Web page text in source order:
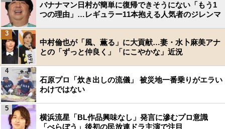
バナナマン日村が簡単に復帰できそうにない「もう1
つの理由」…レギュラー11本抱える人気者のジレンマ
中村倫也が「風、薫る」に大貢献…妻・水卜麻美アナ
との「ずっと仲良く」「にこやかな」近況
3
石原プロ「炊き出しの流儀」 被災地一番乗りがエラい
わけではない
4
横浜流星「BL作品興味なし」発言に滲むプロ意識
「べらぼう」後初の民放連ドラ主演で注目
5